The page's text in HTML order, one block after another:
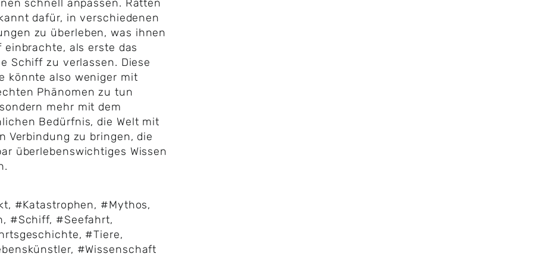
schnell anpassen. Ratten
dafür, in verschiedenen
zu überleben, was ihnen
einbrachte, als erste das
Schiff zu verlassen. Diese
könnte also weniger mit
Phänomen zu tun
mehr mit dem
Bedürfnis, die Welt mit
Verbindung zu bringen, die
überlebenswichtiges Wissen
, #Katastrophen, #Mythos,
, #Schiff, #Seefahrt,
, #Tiere,
, #Wissenschaft